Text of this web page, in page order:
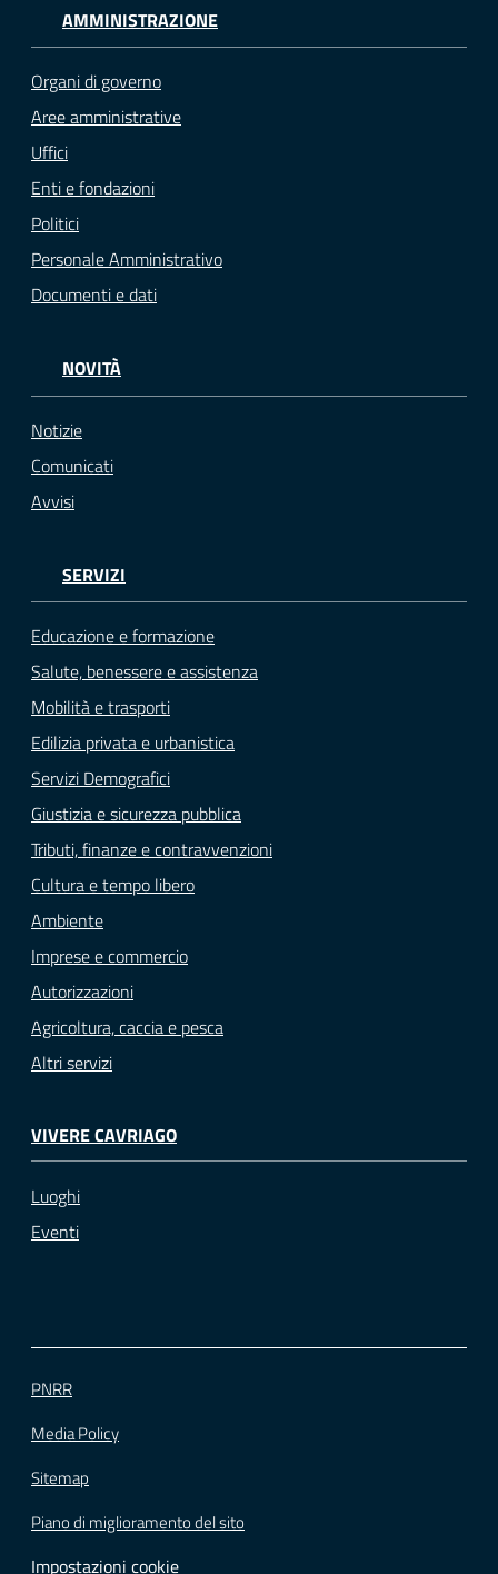
AMMINISTRAZIONE
Organi di governo
Aree amministrative
Uffici
Enti e fondazioni
Politici
Personale Amministrativo
Documenti e dati
NOVITÀ
Notizie
Comunicati
Avvisi
SERVIZI
Educazione e formazione
Salute, benessere e assistenza
Mobilità e trasporti
Edilizia privata e urbanistica
Servizi Demografici
Giustizia e sicurezza pubblica
Tributi, finanze e contravvenzioni
Cultura e tempo libero
Ambiente
Imprese e commercio
Autorizzazioni
Agricoltura, caccia e pesca
Altri servizi
VIVERE CAVRIAGO
Luoghi
Eventi
PNRR
Media Policy
Sitemap
Piano di miglioramento del sito
Impostazioni cookie